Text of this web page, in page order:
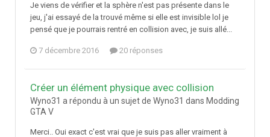
Je viens de vérifier et la sphère n'est pas présente dans le
jeu, j'ai essayé de la trouvé même si elle est invisible lol je
pensé que je pourrais rentré en collision avec, je suis allé...
7 décembre 2016 20 réponses
Créer un élément physique avec collision
Wyno31 a répondu à un sujet de Wyno31 dans Modding
GTA V
Merci.. Oui exact c'est vrai que je suis pas aller vraiment à